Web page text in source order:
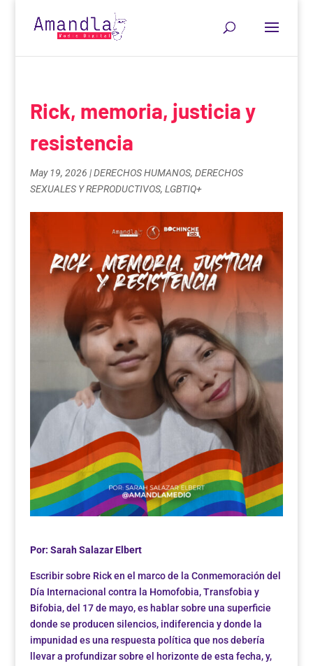
Rick, memoria, justicia y
resistencia
May 19, 2026 |DERECHOS HUMANOS, DERECHOS
SEXUALES Y REPRODUCTIVOS, LGBTIQ+
Por: Sarah Salazar Elbert
Escribir sobre Rick en el marco de la Conmemoración del
Día Internacional contra la Homofobia, Transfobia y
Bifobia, del 17 de mayo, es hablar sobre una superficie
donde se producen silencios, indiferencia y donde la
impunidad es una respuesta política que nos debería
llevar a profundizar sobre el horizonte de esta fecha, y,